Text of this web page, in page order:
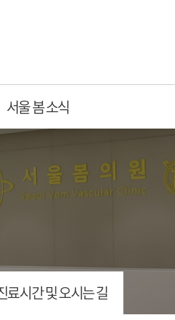
서울 봄 소식
료시간 및 오시는 길